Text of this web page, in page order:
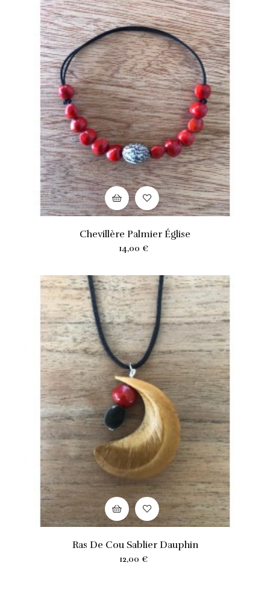
Chevillère Palmier Église
Prix
14,00 €
Ras De Cou Sablier Dauphin
Prix
12,00 €